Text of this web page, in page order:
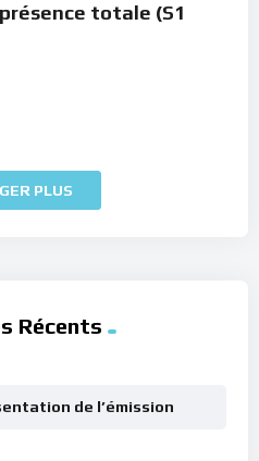
totale (S1
PLUS
Récents
de l’émission